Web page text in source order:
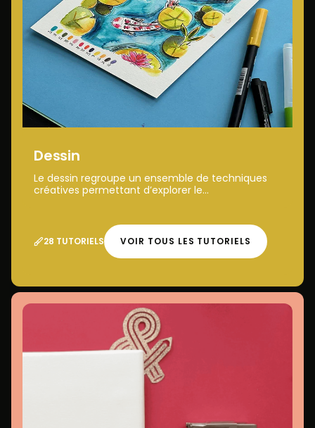
Dessin
Le dessin regroupe un ensemble de techniques
créatives permettant d’explorer le...
28 TUTORIELS VOIR TOUS LES TUTORIELS